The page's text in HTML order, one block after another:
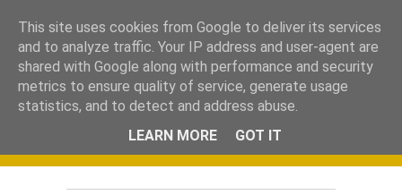
Okiem Obiektywu.
This site uses cookies from Google to deliver its services
and to analyze traffic. Your IP address and user-agent are
shared with Google along with performance and security
metrics to ensure quality of service, generate usage
statistics, and to detect and address abuse.
LEARN MORE
GOT IT